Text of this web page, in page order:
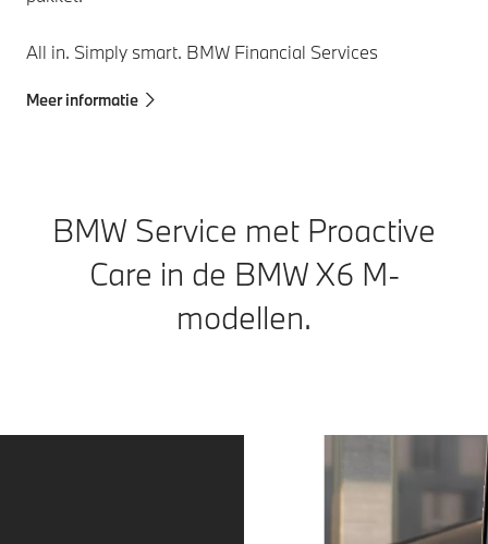
All in. Simply smart. BMW Financial Services
Meer informatie
BMW Service met Proactive
Care in de BMW X6 M-
modellen.